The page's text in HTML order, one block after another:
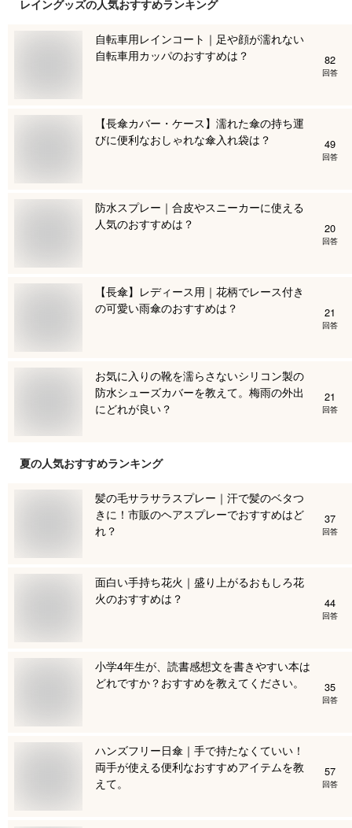
レイングッズの人気おすすめランキング
自転車用レインコート｜足や顔が濡れない
自転車用カッパのおすすめは？
82
回答
【長傘カバー・ケース】濡れた傘の持ち運
びに便利なおしゃれな傘入れ袋は？
49
回答
防水スプレー｜合皮やスニーカーに使える
人気のおすすめは？
20
回答
【長傘】レディース用｜花柄でレース付き
の可愛い雨傘のおすすめは？
21
回答
お気に入りの靴を濡らさないシリコン製の
防水シューズカバーを教えて。梅雨の外出
にどれが良い？
21
回答
夏の人気おすすめランキング
髪の毛サラサラスプレー｜汗で髪のベタつ
きに！市販のヘアスプレーでおすすめはど
れ？
37
回答
面白い手持ち花火｜盛り上がるおもしろ花
火のおすすめは？
44
回答
小学4年生が、読書感想文を書きやすい本は
どれですか？おすすめを教えてください。
35
回答
ハンズフリー日傘｜手で持たなくていい！
両手が使える便利なおすすめアイテムを教
えて。
57
回答